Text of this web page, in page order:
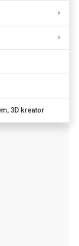
3D kreator